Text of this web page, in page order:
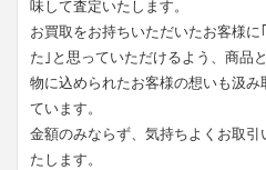
味して査定いたします。
お買取をお持ちいただいたお客様
た｣と思っていただけるよう、商品
物に込められたお客様の想いも汲
ています。
金額のみならず、気持ちよくお取
たします。